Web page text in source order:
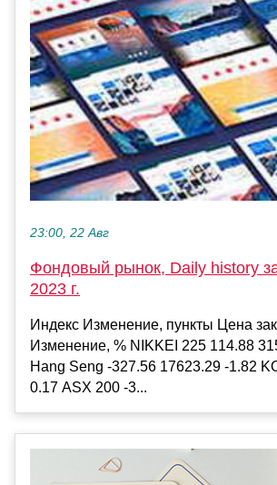
23:00, 22 Авг
Фондовый рынок, Daily history
2023 г.
Индекс Изменение, пункты Цена
Изменение, % NIKKEI 225 114.88
Hang Seng -327.56 17623.29 -1.82
0.17 ASX 200 -3...